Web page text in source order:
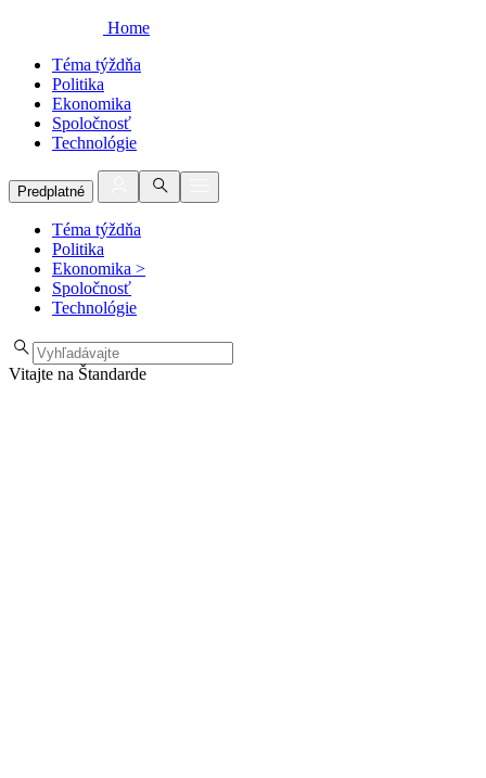
Home
Téma týždňa
Politika
Ekonomika
Spoločnosť
Technológie
Predplatné
Téma týždňa
Politika
Ekonomika >
Spoločnosť
Technológie
Vitajte na Štandarde